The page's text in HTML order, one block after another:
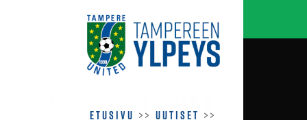
Etusivu >>Uutiset >>